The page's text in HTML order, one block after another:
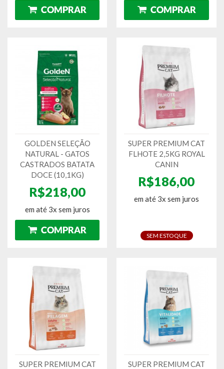
GOLDEN SELEÇÃO
NATURAL - GATOS
CASTRADOS BATATA
DOCE (10,1KG)
R$218,00
em até 3x sem juros
SUPER PREMIUM CAT
FLHOTE 2,5KG ROYAL
CANIN
R$186,00
em até 3x sem juros
SEM ESTOQUE
SUPER PREMIUM CAT
SUPER PREMIUM CAT